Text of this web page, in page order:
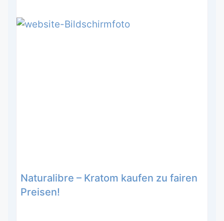
Naturalibre – Kratom kaufen zu fairen
Preisen!